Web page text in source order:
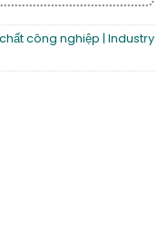
công nghiệp | Industry